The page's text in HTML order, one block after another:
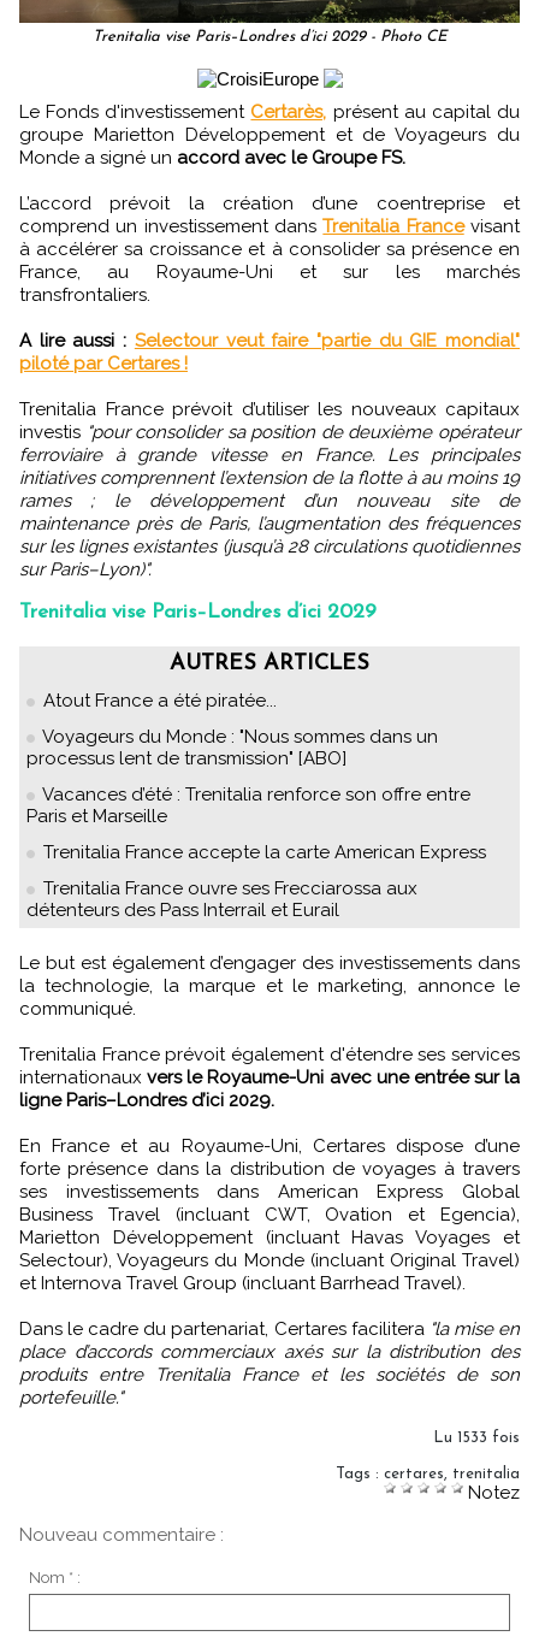
Trenitalia vise Paris–Londres d’ici 2029 - Photo CE
Le Fonds d'investissement Certarès, présent au capital du
groupe Marietton Développement et de Voyageurs du
Monde a signé un accord avec le Groupe FS.
L’accord prévoit la création d’une coentreprise et
comprend un investissement dansTrenitalia Francevisant
à accélérer sa croissance et à consolider sa présence en
France, au Royaume-Uni et sur les marchés
transfrontaliers.
A lire aussi : Selectour veut faire "partie du GIE mondial"
piloté par Certares !
Trenitalia France prévoit d’utiliser les nouveaux capitaux
investis "pour consolider sa position de deuxième opérateur
ferroviaire à grande vitesse en France. Les principales
initiatives comprennent l’extension de la flotte à au moins 19
rames ; le développement d’un nouveau site de
maintenance près de Paris, l’augmentation des fréquences
sur les lignes existantes (jusqu’à 28 circulations quotidiennes
sur Paris–Lyon)".
Trenitalia vise Paris–Londres d’ici 2029
AUTRES ARTICLES
Atout France a été piratée...
Voyageurs du Monde : "Nous sommes dans un
processus lent de transmission" [ABO]
Vacances d’été : Trenitalia renforce son offre entre
Paris et Marseille
Trenitalia France accepte la carte American Express
Trenitalia France ouvre ses Frecciarossa aux
détenteurs des Pass Interrail et Eurail
Le but est également d’engager des investissements dans
la technologie, la marque et le marketing, annonce le
communiqué.
Trenitalia France prévoit également d'étendre ses services
internationaux vers le Royaume-Uni avec une entrée sur la
ligne Paris–Londres d’ici 2029.
En France et au Royaume-Uni, Certares dispose d’une
forte présence dans la distribution de voyages à travers
ses investissements dans American Express Global
Business Travel (incluant CWT, Ovation et Egencia),
Marietton Développement (incluant Havas Voyages et
Selectour), Voyageurs du Monde (incluant Original Travel)
et Internova Travel Group (incluant Barrhead Travel).
Dans le cadre du partenariat, Certares facilitera "la mise en
place d’accords commerciaux axés sur la distribution des
produits entre Trenitalia France et les sociétés de son
portefeuille."
Lu 1533 fois
Tags : certares, trenitalia
Notez
Nouveau commentaire :
Nom * :